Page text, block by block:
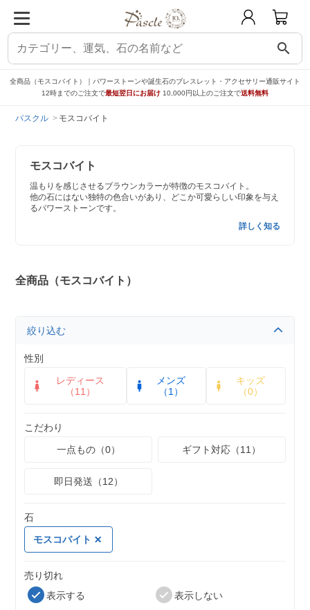
search
全商品（モスコバイト）｜パワーストーンや誕生石のブレスレット・アクセサリー通販サイト
12時までのご注文で最短翌日にお届け 10,000円以上のご注文で送料無料
パスクル モスコバイト
モスコバイト
温もりを感じさせるブラウンカラーが特徴のモスコバイト。
他の石にはない独特の色合いがあり、どこか可愛らしい印象を与え
るパワーストーンです。
詳しく知る
全商品（モスコバイト）
絞り込む
性別
レディース
（11）
メンズ
（1）
キッズ
（0）
こだわり
一点もの（0）
ギフト対応（11）
即日発送（12）
石
モスコバイト
売り切れ
表示する
表示しない